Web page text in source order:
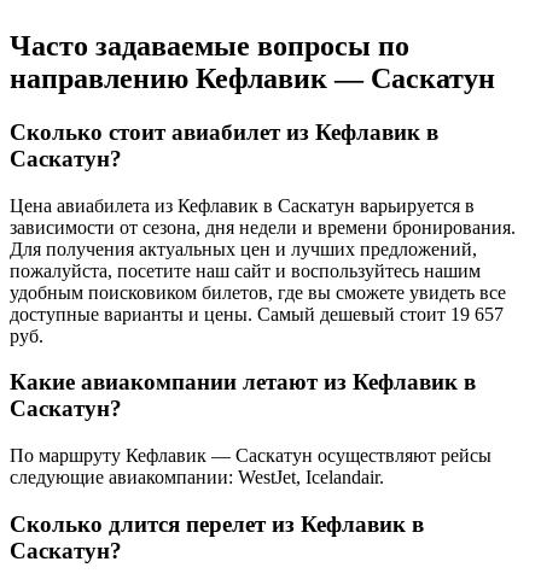
Часто задаваемые вопросы по
направлению Кефлавик — Саскатун
Сколько стоит авиабилет из Кефлавик в
Саскатун?
Цена авиабилета из Кефлавик в Саскатун варьируется в
зависимости от сезона, дня недели и времени бронирования.
Для получения актуальных цен и лучших предложений,
пожалуйста, посетите наш сайт и воспользуйтесь нашим
удобным поисковиком билетов, где вы сможете увидеть все
доступные варианты и цены. Самый дешевый стоит 19 657
руб.
Какие авиакомпании летают из Кефлавик в
Саскатун?
По маршруту Кефлавик — Саскатун осуществляют рейсы
следующие авиакомпании: WestJet, Icelandair.
Сколько длится перелет из Кефлавик в
Саскатун?